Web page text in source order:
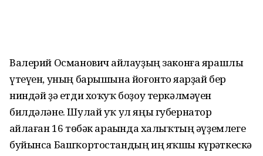
Валерий Османович һайлауҙың законға ярашлы
үтеүен, уның барышына йоғонто яһарҙай бер
ниндәй ҙә етди хоҡуҡ боҙоу теркәлмәүен
билдәләне. Шулай уҡ ул яңы губернатор
һайлаған 16 төбәк араһында халыҡтың әүҙемлеге
буйынса Башҡортостандың иң яҡшы күрһәткескә